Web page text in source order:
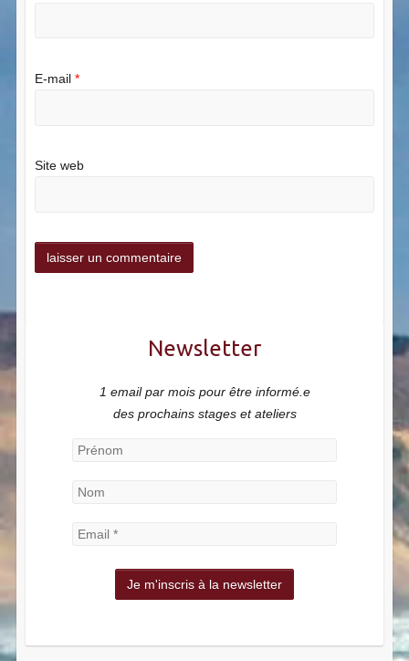
E-mail *
Site web
Newsletter
1 email par mois pour être informé.e
des prochains stages et ateliers